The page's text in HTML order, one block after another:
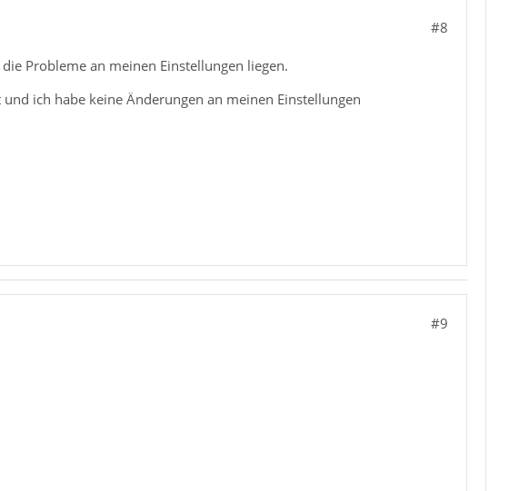
#8
Probleme an meinen Einstellungen liegen.
ich habe keine Änderungen an meinen Einstellungen
#9